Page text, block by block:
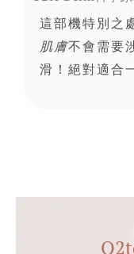
這部機特別之
肌膚不會需要
滑！絕對適合